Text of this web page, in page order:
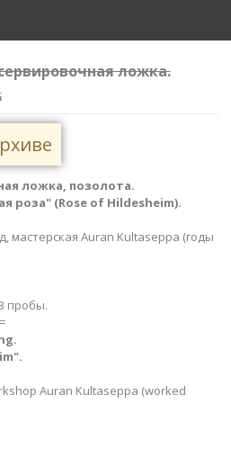
ложка.
ложка, позолота.
роза" (Rose of Hildesheim).
мастерская Auran Kultaseppa (годы
пробы.
Auran Kultaseppa (worked